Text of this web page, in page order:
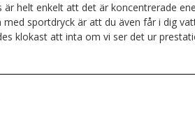
är helt enkelt att det är koncentrerade
med sportdryck är att du även får i dig
klokast att inta om vi ser det ur